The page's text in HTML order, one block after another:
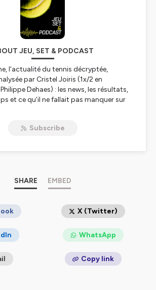
JEU, SET & PODCAST
l'actualité du tennis décryptée,
par Cristel Joiris (1x/2 en
Dehaes) : les news, les résultats,
et ce qu’il ne fallait pas manquer sur
Visitezausha.co/politique-de-
Subscribe
SHARE EMBED
X (Twitter)
WhatsApp
Copy link